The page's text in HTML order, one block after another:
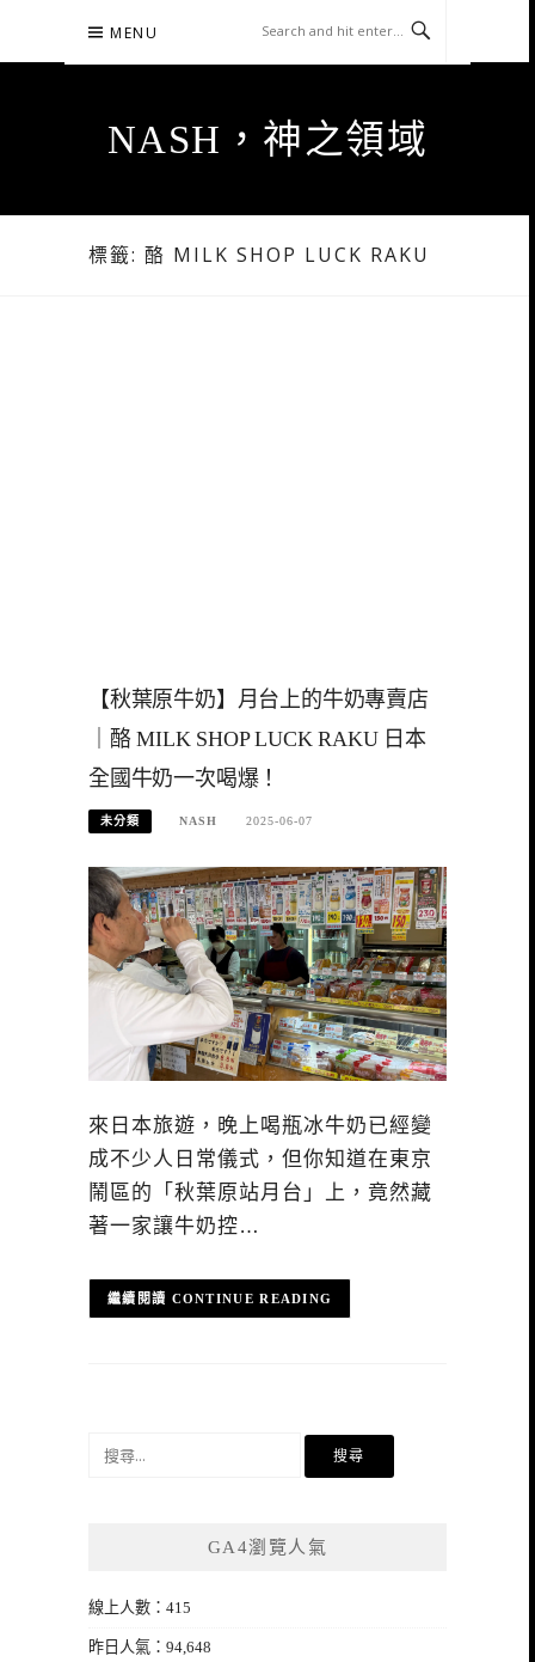
content
MENU
NASH，神之領域
標籤: 酪 MILK SHOP LUCK RAKU
【秋葉原牛奶】月台上的牛奶專賣店
｜酪 MILK SHOP LUCK RAKU 日本
全國牛奶一次喝爆！
未分類 NASH 2025-06-07
來日本旅遊，晚上喝瓶冰牛奶已經變
成不少人日常儀式，但你知道在東京
鬧區的「秋葉原站月台」上，竟然藏
著一家讓牛奶控…
CONTINUE READING
GA4瀏覽人氣
線上人數：415
昨日人氣：94,648